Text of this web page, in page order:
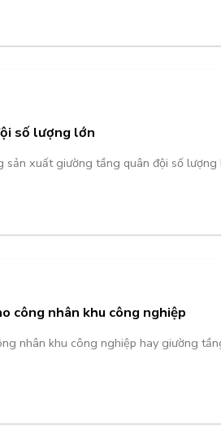
số lượng lớn
sản xuất giường tầng quân đội số lượng
công nhân khu công nghiệp
nhân khu công nghiệp hay giường